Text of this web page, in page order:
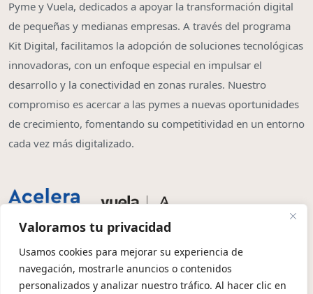
Valoramos tu privacidad
Usamos cookies para mejorar su experiencia de
navegación, mostrarle anuncios o contenidos
personalizados y analizar nuestro tráfico. Al hacer clic en
Pyme y Vuela, dedicados a apoyar la transformación digital
de pequeñas y medianas empresas. A través del programa
Kit Digital, facilitamos la adopción de soluciones tecnológicas
innovadoras, con un enfoque especial en impulsar el
desarrollo y la conectividad en zonas rurales. Nuestro
compromiso es acercar a las pymes a nuevas oportunidades
de crecimiento, fomentando su competitividad en un entorno
cada vez más digitalizado.
Copyright © 2026 | Olbia System SL